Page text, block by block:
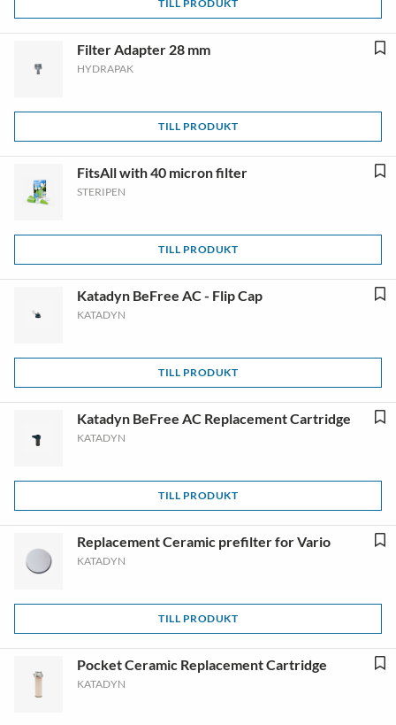
TILL PRODUKT
Filter Adapter 28 mm
HYDRAPAK
TILL PRODUKT
FitsAll with 40 micron filter
STERIPEN
TILL PRODUKT
Katadyn BeFree AC - Flip Cap
KATADYN
TILL PRODUKT
Katadyn BeFree AC Replacement Cartridge
KATADYN
TILL PRODUKT
Replacement Ceramic prefilter for Vario
KATADYN
TILL PRODUKT
Pocket Ceramic Replacement Cartridge
KATADYN